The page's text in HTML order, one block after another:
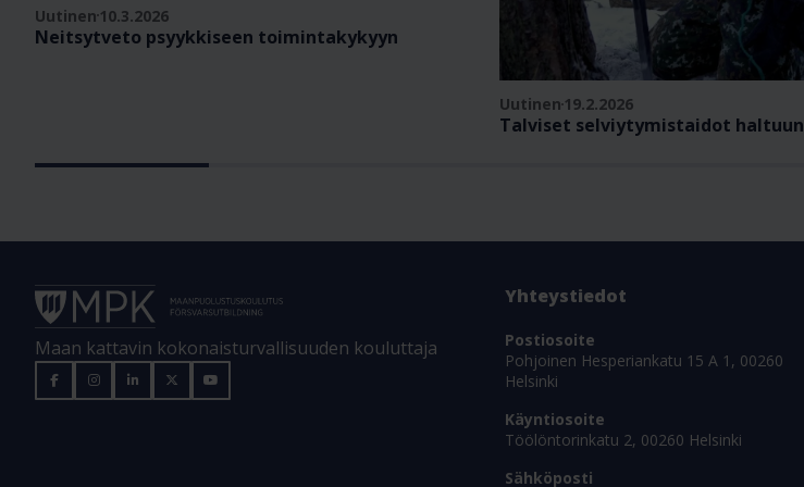
Uutinen 10.3.2026
Neitsytveto psyykkiseen toimintakykyyn
Uutinen19.2.2026
Talviset selviytymistaidot haltuun
Maan kattavin kokonaisturvallisuuden kouluttaja
Yhteystiedot
Postiosoite
Pohjoinen Hesperiankatu 15 A 1, 00260
Helsinki
Käyntiosoite
Töölöntorinkatu 2, 00260 Helsinki
Sähköposti